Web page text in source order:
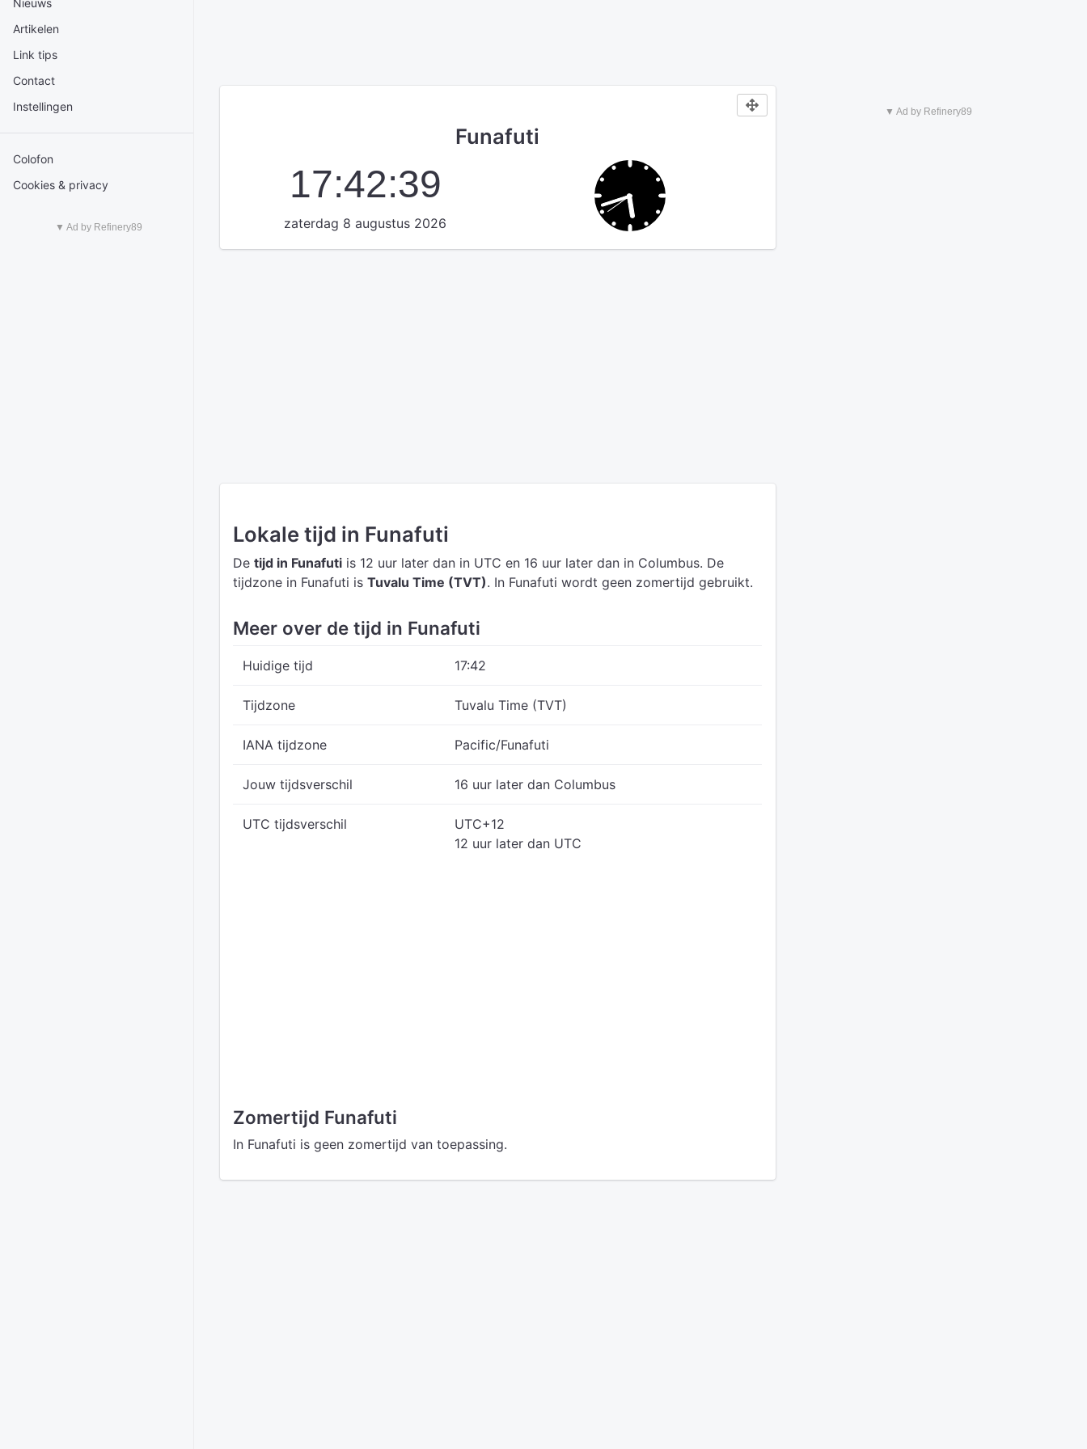
Nieuws
Artikelen
Link tips
Contact
Instellingen
Colofon
Cookies & privacy
▼ Ad by Refinery89
Funafuti
17:42:39
zaterdag 8 augustus 2026
Lokale tijd in Funafuti
De tijd in Funafuti is 12 uur later dan in UTC en 16 uur later dan in Columbus. De
tijdzone in Funafuti is Tuvalu Time (TVT). In Funafuti wordt geen zomertijd gebruikt.
Meer over de tijd in Funafuti
Huidige tijd 17:42
Tijdzone Tuvalu Time (TVT)
IANA tijdzone Pacific/Funafuti
Jouw tijdsverschil 16 uur later dan Columbus
UTC tijdsverschil
UTC+12
12 uur later dan UTC
Zomertijd Funafuti
In Funafuti is geen zomertijd van toepassing.
▼ Ad by Refinery89